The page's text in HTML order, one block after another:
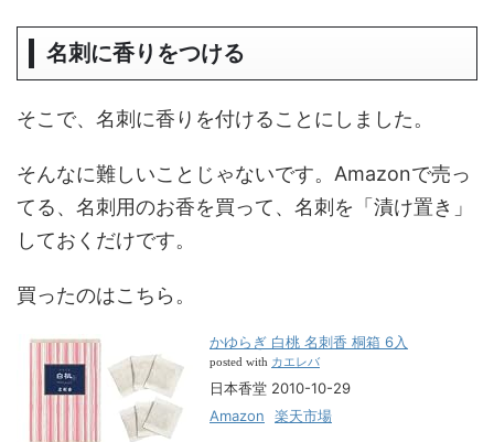
名刺に香りをつける
そこで、名刺に香りを付けることにしました。
そんなに難しいことじゃないです。Amazonで売っ
てる、名刺用のお香を買って、名刺を「漬け置き」
しておくだけです。
買ったのはこちら。
かゆらぎ 白桃 名刺香 桐箱 6入
posted with カエレバ
日本香堂 2010-10-29
Amazon
楽天市場